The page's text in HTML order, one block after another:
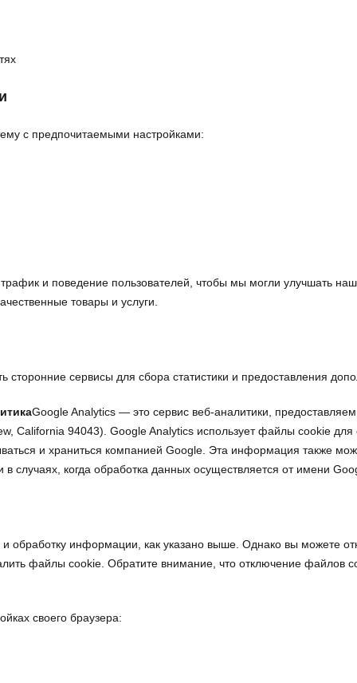
с предпочитаемыми настройками:
и поведение пользователей, чтобы мы могли улучшать
товары и услуги.
сторонние сервисы для сбора статистики и предоставления
Google Analytics — это сервис веб-аналитики,
California 94043). Google Analytics использует файлы cookie
и храниться компанией Google. Эта информация также
случаях, когда обработка данных осуществляется от имени
и обработку информации, как указано выше. Однако вы можете
файлы cookie. Обратите внимание, что отключение файлов
своего браузера: